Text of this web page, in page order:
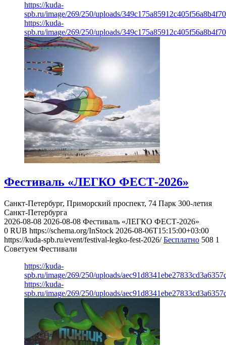
https://kuda-
spb.ru/image/269/250/uploads/
https://kuda-
spb.ru/image/269/250/uploads/
Фестиваль «ЛЕГКО ФЕСТ-2026»
Санкт-Петербург, Приморский проспект, 74 Парк 300-летия
Санкт-Петербурга
2026-08-08 2026-08-08 Фестиваль «ЛЕГКО ФЕСТ-2026»
0 RUB https://schema.org/InStock 2026-08-06T15:15:00+03:00
https://kuda-spb.ru/event/festival-legko-fest-2026/ Бесплатно 508 1
Советуем Фестивали
https://kuda-
spb.ru/image/269/250/uploads/
https://kuda-
spb.ru/image/269/250/uploads/